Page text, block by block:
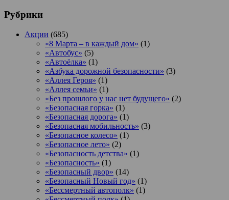
Рубрики
Акции (685)
«8 Марта – в каждый дом» (1)
«Автобус» (5)
«Автоёлка» (1)
«Азбука дорожной безопасности» (3)
«Аллея Героя» (1)
«Аллея семьи» (1)
«Без прошлого у нас нет будущего» (2)
«Безопасная горка» (1)
«Безопасная дорога» (1)
«Безопасная мобильность» (3)
«Безопасное колесо» (1)
«Безопасное лето» (2)
«Безопасность детства» (1)
«Безопасность» (1)
«Безопасный двор» (14)
«Безопасный Новый год» (1)
«Бессмертный автополк» (1)